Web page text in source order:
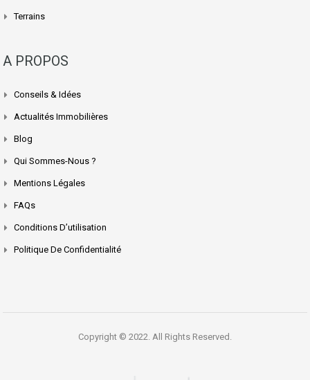
Terrains
A PROPOS
Conseils & Idées
Actualités Immobilières
Blog
Qui Sommes-Nous ?
Mentions Légales
FAQs
Conditions D’utilisation
Politique De Confidentialité
Copyright © 2022. All Rights Reserved.